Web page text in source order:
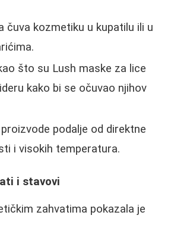
čuva kozmetiku u kupatilu ili u
što su Lush maske za lice
kako bi se očuvao njihov
podalje od direktne
i visokih temperatura.
i stavovi
zahvatima pokazala je